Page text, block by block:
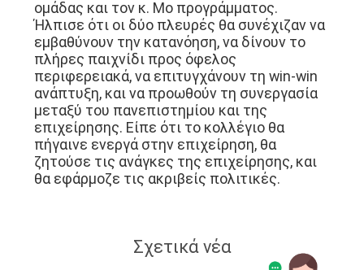
Μετά από να τελειώσει τη συνεδρίαση της
επικοινωνίας, την κα Mo και τα μέλη ομάδας
προγράμματος μολυβδούχα δύο mannagers
μας για να επισκεφτεί το σχολικό
εργαστήριο και το σχολικό περιβάλλον.
Στο τέλος της επίσκεψης, η κα Mo
αναγνώρισε ιδιαίτερα την επιχείρηση και ο
κ. Li εξέφρασε ειλικρινή του χάρι στα μέλη
ομάδας και τον κ. Mo προγράμματος.
πλήρες παιχνίδι προς όφελος
περιφερειακά, να επιτυγχάνουν τη win-win